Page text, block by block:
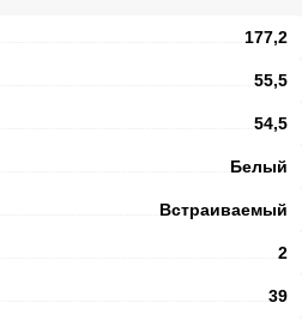
177,2
55,5
54,5
Белый
Встраиваемый
2
39